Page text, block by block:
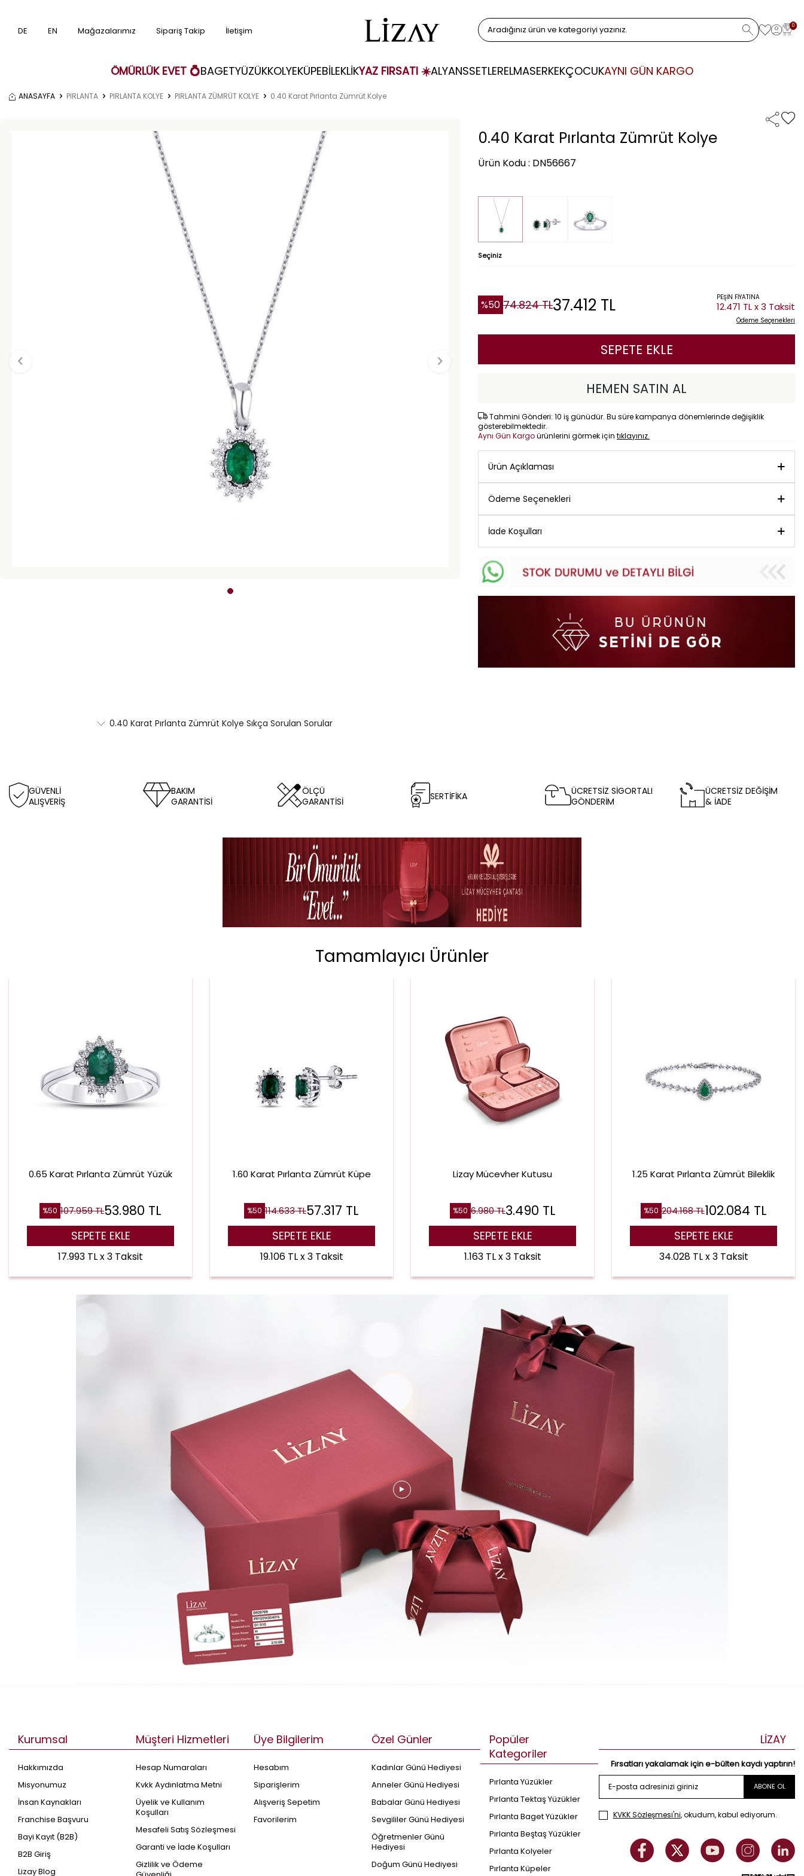
DE EN Mağazalarımız Sipariş Takip İletişim 0
ÖMÜRLÜK EVET 💍BAGETYÜZÜKKOLYEKÜPEBİLEKLİKYAZ FIRSATI ☀️ALYANSSETLERELMASERKEKÇOCUKAYNI GÜN KARGO
ANASAYFA PIRLANTA PIRLANTA KOLYE PIRLANTA ZÜMRÜT KOLYE 0.40 Karat Pırlanta Zümrüt Kolye
0.40 Karat Pırlanta Zümrüt Kolye
Ürün Kodu : DN56667
Seçiniz
%50 74.824TL37.412 TL PEŞİN FİYATINA
12.471 TL x 3 Taksit
Ödeme Seçenekleri
SEPETE EKLE
HEMEN SATIN AL
Tahmini Gönderi: 10 iş günüdür. Bu süre kampanya dönemlerinde değişiklik
gösterebilmektedir.
Aynı Gün Kargoürünlerini görmek için tıklayınız.
Ürün Açıklaması
Ödeme Seçenekleri
İade Koşulları
0.40 Karat Pırlanta Zümrüt Kolye Sıkça Sorulan Sorular
GÜVENLİ
ALIŞVERİŞ
BAKIM
GARANTİSİ
ÖLÇÜ
GARANTİSİ
SERTİFİKA
ÜCRETSİZ SİGORTALI
GÖNDERİM
ÜCRETSİZ DEĞİŞİM
& İADE
Tamamlayıcı Ürünler
0.65 Karat Pırlanta Zümrüt Yüzük
%50 107.959TL53.980 TL
SEPETE EKLE
17.993 TL x 3 Taksit
1.60 Karat Pırlanta Zümrüt Küpe
%50 114.633TL57.317 TL
SEPETE EKLE
19.106 TL x 3 Taksit
Lizay Mücevher Kutusu
%50 6.980TL3.490 TL
SEPETE EKLE
1.163 TL x 3 Taksit
1.25 Karat Pırlanta Zümrüt Bileklik
%50 204.168TL102.084 TL
SEPETE EKLE
34.028 TL x 3 Taksit
Kurumsal
Hakkımızda
Misyonumuz
İnsan Kaynakları
Franchise Başvuru
Bayi Kayıt (B2B)
B2B Giriş
Lizay Blog
Müşteri Hizmetleri
Hesap Numaraları
Kvkk Aydınlatma Metni
Üyelik ve Kullanım
Koşulları
Mesafeli Satış Sözleşmesi
Garanti ve İade Koşulları
Gizlilik ve Ödeme
Üye Bilgilerim
Hesabım
Siparişlerim
Alışveriş Sepetim
Favorilerim
Özel Günler
Kadınlar Günü Hediyesi
Anneler Günü Hediyesi
Babalar Günü Hediyesi
Sevgililer Günü Hediyesi
Öğretmenler Günü
Hediyesi
Doğum Günü Hediyesi
Popüler
Kategoriler
Pırlanta Yüzükler
Pırlanta Tektaş Yüzükler
Pırlanta Baget Yüzükler
Pırlanta Beştaş Yüzükler
Pırlanta Kolyeler
Pırlanta Küpeler
LİZAY
Fırsatları yakalamak için e-bülten kaydı yaptırın!
ABONE OL
KVKK Sözleşmesi'ni, okudum, kabul ediyorum.